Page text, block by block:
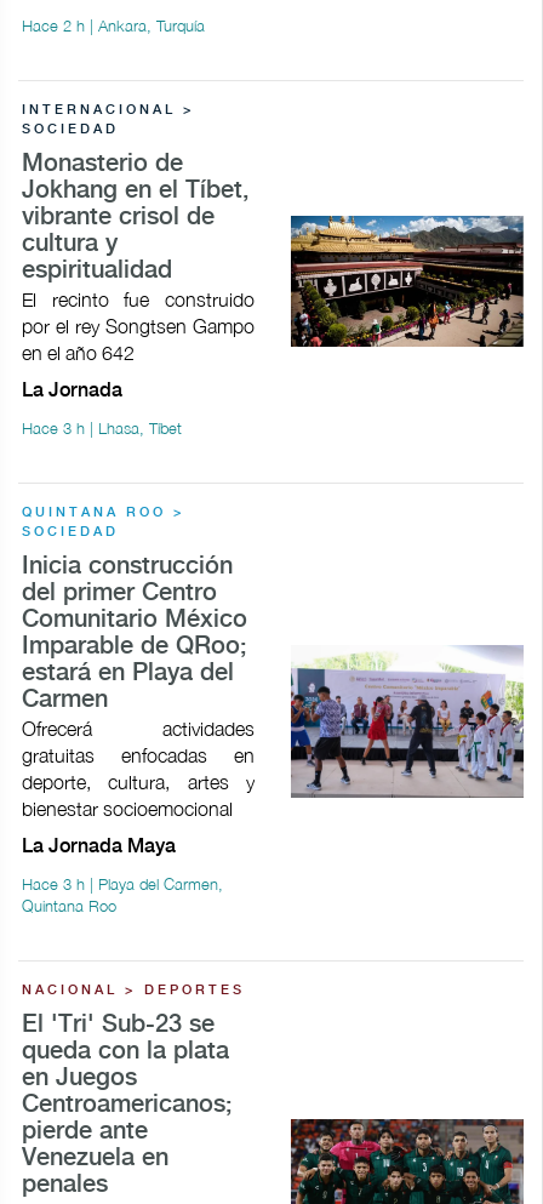
Hace 2 h | Ankara, Turquía
INTERNACIONAL >
SOCIEDAD
Monasterio de
Jokhang en el Tíbet,
vibrante crisol de
cultura y
espiritualidad
El recinto fue construido
por el rey Songtsen Gampo
en el año 642
La Jornada
Hace 3 h | Lhasa, Tíbet
QUINTANA ROO >
SOCIEDAD
Inicia construcción
del primer Centro
Comunitario México
Imparable de QRoo;
estará en Playa del
Carmen
Ofrecerá actividades
gratuitas enfocadas en
deporte, cultura, artes y
bienestar socioemocional
La Jornada Maya
Hace 3 h | Playa del Carmen,
Quintana Roo
NACIONAL > DEPORTES
El 'Tri' Sub-23 se
queda con la plata
en Juegos
Centroamericanos;
pierde ante
Venezuela en
penales